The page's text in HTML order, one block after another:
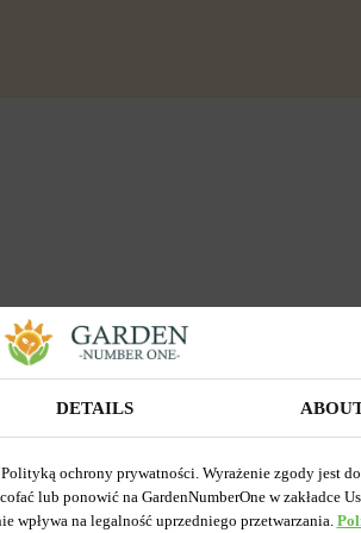
DETAILS
ochrony prywatności. Wyrażenie zgody jest
lub ponowić na GardenNumberOne w zakładce
wpływa na legalność uprzedniego przetwarzania.